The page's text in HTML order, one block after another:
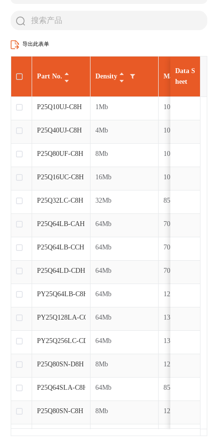
导出此表单
Density Max CLK
1Mb 104MHz
4Mb 104MHz
8Mb 104MHz
16Mb 104MHz
32Mb 85MHz
64Mb 70MHz
64Mb 70MHz
64Mb 70MHz
64Mb 120MHz
64Mb 133MHz
64Mb 133MHz
8Mb 120MHz
64Mb 85MHz
8Mb 120MHz
Part No.
P25Q10UJ-C8H
P25Q40UJ-C8H
P25Q80UF-C8H
P25Q16UC-C8H
P25Q32LC-C8H
P25Q64LB-CAH
P25Q64LB-CCH
P25Q64LD-CDH
PY25Q64LB-C8H
PY25Q128LA-CCH
PY25Q256LC-CDH
P25Q80SN-D8H
P25Q64SLA-C8H
P25Q80SN-C8H
Data S
heet